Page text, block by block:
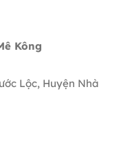
Kông
Lộc, Huyện Nhà